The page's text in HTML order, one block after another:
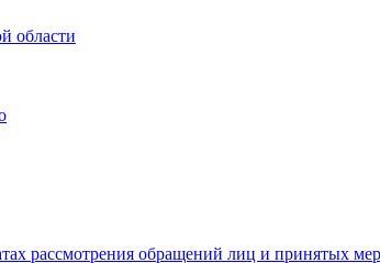
области
рассмотрения обращений лиц и принятых